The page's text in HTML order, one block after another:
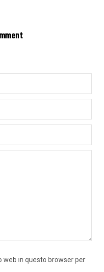
web in questo browser per